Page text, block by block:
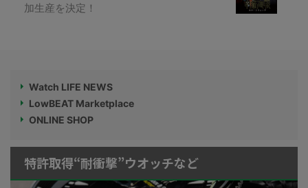
加生産を決定！
Watch LIFE NEWS
LowBEAT Marketplace
ONLINE SHOP
特許取得“耐衝撃”ウオッチなど